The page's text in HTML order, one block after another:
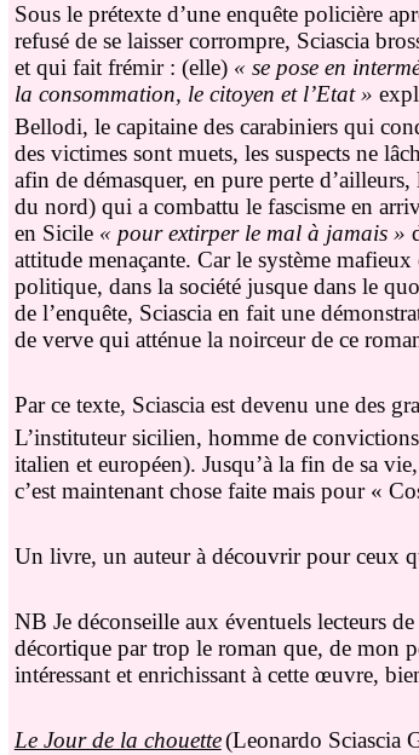
Sous le prétexte d’une enquête policière
refusé de se laisser corrompre, Sciascia
et qui fait frémir : (elle) « se pose en
la consommation, le citoyen et l’Etat »
Bellodi, le capitaine des carabiniers qui
des victimes sont muets, les suspects ne
afin de démasquer, en pure perte
du nord) qui a combattu le fascisme en
en Sicile « pour extirper le mal à jamais »
attitude menaçante. Car le système
politique, dans la société jusque dans le
de l’enquête, Sciascia en fait une
de verve qui atténue la noirceur de ce
Par ce texte, Sciascia est devenu une des
L’instituteur sicilien, homme de
italien et européen). Jusqu’à la fin de sa
c’est maintenant chose faite mais pour «
Un livre, un auteur à découvrir pour ceux
NB Je déconseille aux éventuels lecteurs
décortique par trop le roman que, de mon
intéressant et enrichissant à cette œuvre,
Le Jour de la chouette(Leonardo Sciascia